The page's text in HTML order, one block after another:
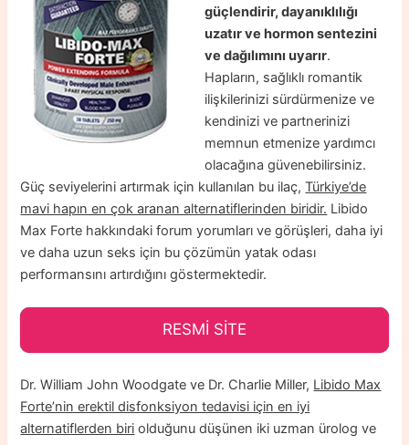
güçlendirir, dayanıklılığı
uzatır ve hormon sentezini
ve dağılımını uyarır.
Hapların, sağlıklı romantik
ilişkilerinizi sürdürmenize ve
kendinizi ve partnerinizi
memnun etmenize yardımcı
olacağına güvenebilirsiniz.
Güç seviyelerini artırmak için kullanılan bu ilaç,Türkiye’de
mavi hapın en çok aranan alternatiflerinden biridir. Libido
Max Forte hakkındaki forum yorumları ve görüşleri, daha iyi
ve daha uzun seks için bu çözümün yatak odası
performansını artırdığını göstermektedir.
RESMİ SİTE
Dr. William John Woodgate ve Dr. Charlie Miller, Libido Max
Forte’nin erektil disfonksiyon tedavisi için en iyi
alternatiflerden biri olduğunu düşünen iki uzman ürolog ve